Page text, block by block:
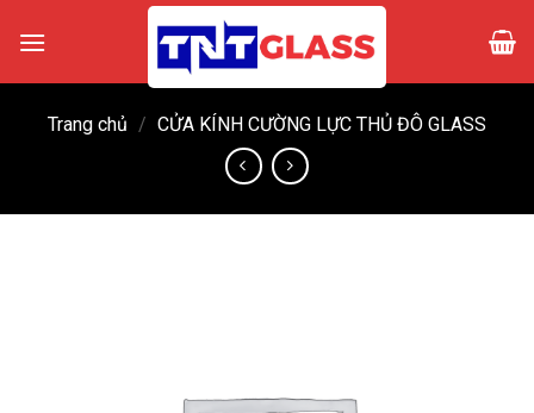
Trang chủ / CỬA KÍNH CƯỜNG LỰC THỦ ĐÔ GLASS